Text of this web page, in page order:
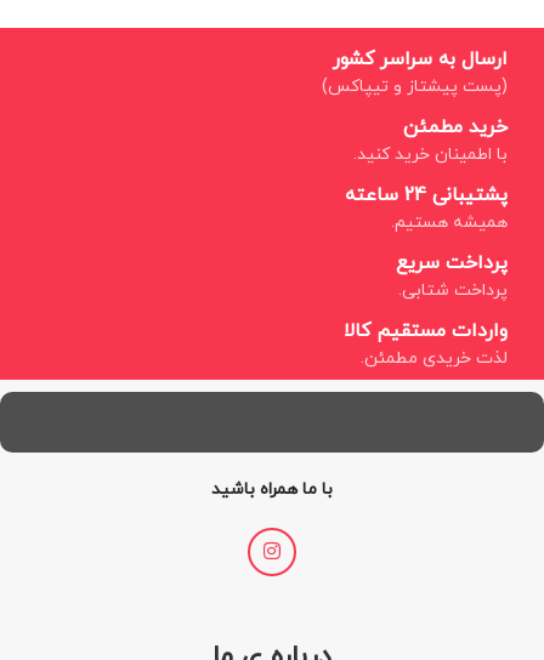
ارسال به سراسر کشور
(پست پیشتاز و تیپاکس)
خرید مطمئن
با اطمینان خرید کنید.
پشتیبانی 24 ساعته
همیشه هستیم.
پرداخت سریع
پرداخت شتابی.
واردات مستقیم کالا
لذت خریدی مطمئن.
با ما همراه باشید